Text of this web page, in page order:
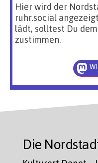
Hier wird der
ruhr.social
lädt, solltest Du
zustimmen.
Die